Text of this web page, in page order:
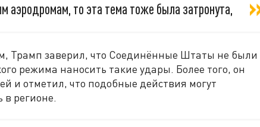
аэродромам, то эта тема тоже была затронута,
Трамп заверил, что Соединённые Штаты не были
режима наносить такие удары. Более того, он
и отметил, что подобные действия могут
в регионе.